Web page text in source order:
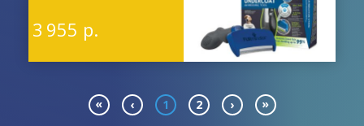
3 955 р.
« ‹ 1 2 › »